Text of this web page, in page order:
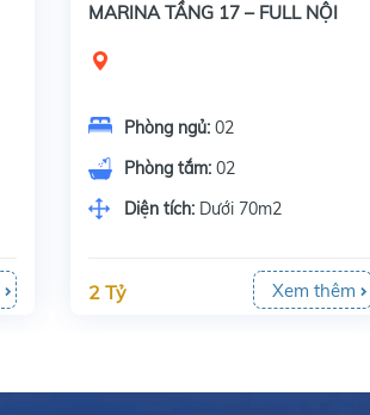
MARINA TẦNG 17 – FULL NỘI
Phòng ngủ: 02
Phòng tắm: 02
Diện tích: Dưới 70m2
2 Tỷ Xem thêm